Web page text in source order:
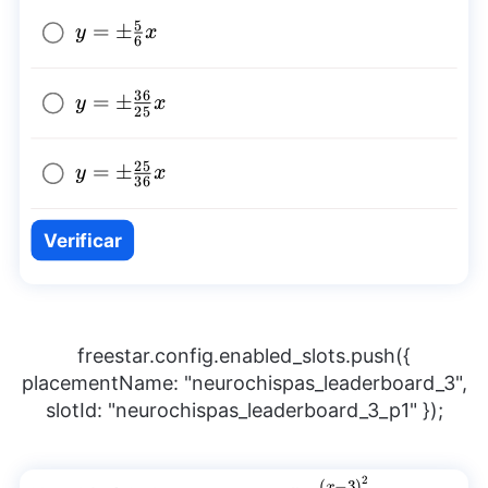
y=\pm\frac{5}
y = ±6
5 x
y=\pm\frac{36}
y = ±25
36x
y=\pm\frac{25}
y = ±36
25x
Verificar
freestar.config.enabled_slots.push({
placementName: "neurochispas_leaderboard_3",
slotId: "neurochispas_leaderboard_3_p1" });
2